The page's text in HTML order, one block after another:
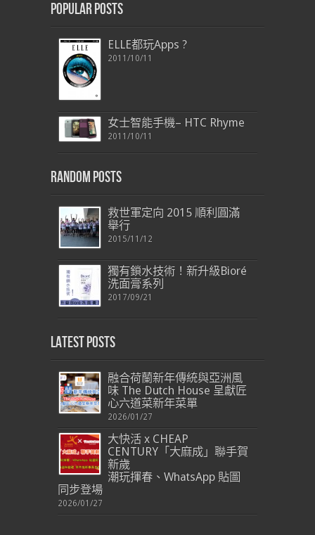
Popular Posts
ELLE都玩Apps ?
2011/10/11
女士智能手機– HTC Rhyme
2011/10/11
Random Posts
救世軍定向 2015 順利圓滿
舉行
2015/11/12
獨有鎖水技術！新升級Bioré
洗面膏系列
2017/09/21
Latest Posts
融合荷蘭新年傳統與亞洲風
味 The Dutch House 呈獻匠
心六道菜新年菜單
2026/01/27
大快活 x CHEAP
CENTURY「大麻成」聯手賀
新歲
潮玩揮春、WhatsApp 貼圖
同步登場
2026/01/27